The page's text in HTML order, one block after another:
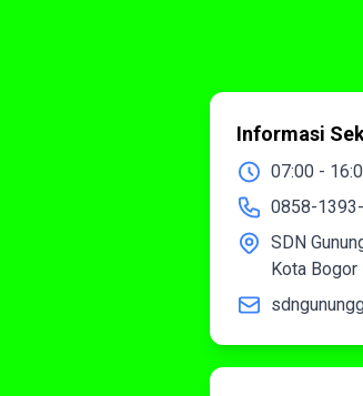
Informasi
07:00 -
0858-
SDN
Kota Bogor